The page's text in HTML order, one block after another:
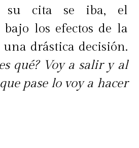
su cita se iba, el
bajo los efectos de la
drástica decisión.
qué? Voy a salir y al
pase lo voy a hacer